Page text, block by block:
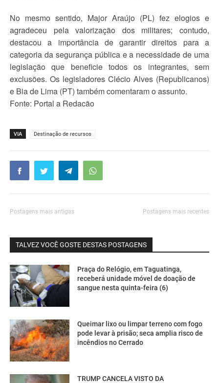
No mesmo sentido, Major Araújo (PL) fez elogios e
agradeceu pela valorização dos militares; contudo,
destacou a importância de garantir direitos para a
categoria da segurança pública e a necessidade de uma
legislação que beneficie todos os integrantes, sem
exclusões. Os legisladores Clécio Alves (Republicanos)
e Bia de Lima (PT) também comentaram o assunto.
Fonte: Portal a Redacão
VIA Destinação de recursos
Postagens mais antigas Postagens mais recentes
TALVEZ VOCÊ GOSTE DESTAS POSTAGENS
Praça do Relógio, em Taguatinga,
receberá unidade móvel de doação de
sangue nesta quinta-feira (6)
Queimar lixo ou limpar terreno com fogo
pode levar à prisão; seca amplia risco de
incêndios no Cerrado
TRUMP CANCELA VISTO DA